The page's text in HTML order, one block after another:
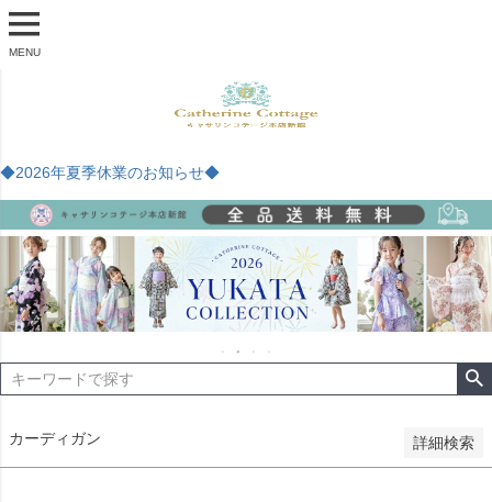
MENU
◆2026年夏季休業のお知らせ◆
カーディガン 詳細検索
新着順
登録順
価格が安い順
価格が高い順
優先度順
レビュー順
検索